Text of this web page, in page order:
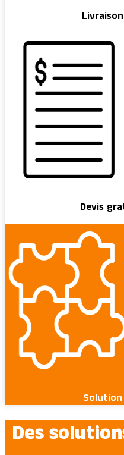
Devis
Solution
Des